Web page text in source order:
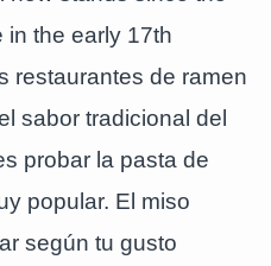
in the early 17th
restaurantes de ramen
sabor tradicional del
probar la pasta de
popular. El miso
según tu gusto